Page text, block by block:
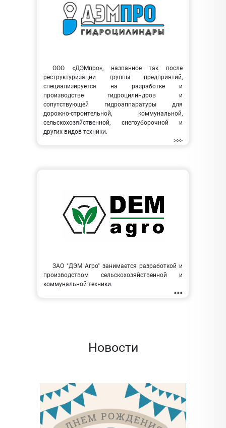
ООО «ДЭМпро», названное так после
реструктуризации группы предприятий,
специализируется на разработке и
производстве гидроцилиндров и
сопутствующей гидроаппаратуры для
дорожно-строительной, коммунальной,
сельскохозяйственной, снегоуборочной и
других видов техники.
>>>
ЗАО "ДЭМ Агро" занимается разработкой и
производством сельскохозяйственной и
коммунальной техники.
>>>
Новости